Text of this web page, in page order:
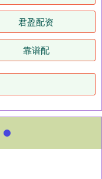
君盈配资
靠谱配